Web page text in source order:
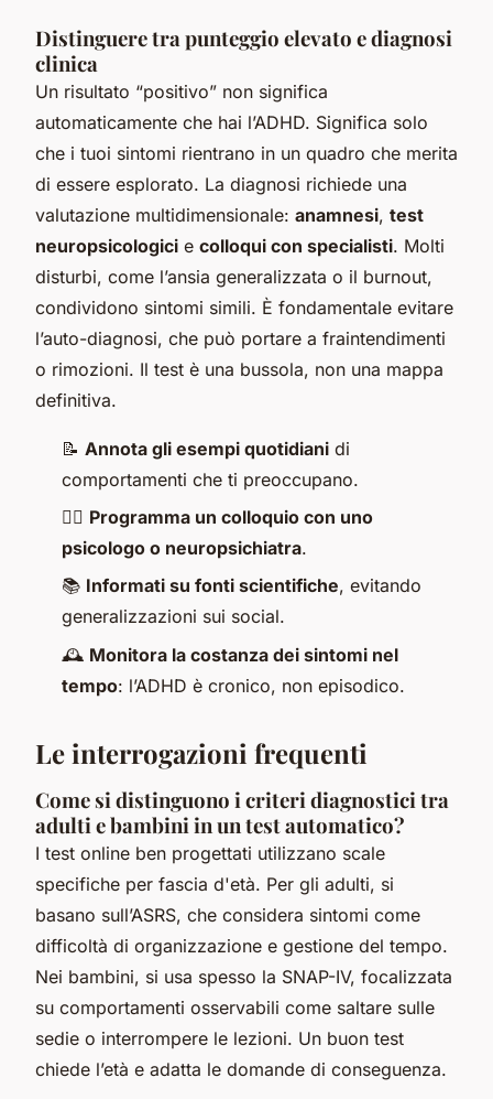
Distinguere tra punteggio elevato e diagnosi
clinica
Un risultato “positivo” non significa
automaticamente che hai l’ADHD. Significa solo
che i tuoi sintomi rientrano in un quadro che merita
di essere esplorato. La diagnosi richiede una
valutazione multidimensionale: anamnesi, test
neuropsicologici e colloqui con specialisti. Molti
disturbi, come l’ansia generalizzata o il burnout,
condividono sintomi simili. È fondamentale evitare
l’auto-diagnosi, che può portare a fraintendimenti
o rimozioni. Il test è una bussola, non una mappa
definitiva.
📝 Annota gli esempi quotidiani di
comportamenti che ti preoccupano.
🧑‍⚕️ Programma un colloquio con uno
psicologo o neuropsichiatra.
📚 Informati su fonti scientifiche, evitando
generalizzazioni sui social.
🕰️ Monitora la costanza dei sintomi nel
tempo: l’ADHD è cronico, non episodico.
Le interrogazioni frequenti
Come si distinguono i criteri diagnostici tra
adulti e bambini in un test automatico?
I test online ben progettati utilizzano scale
specifiche per fascia d'età. Per gli adulti, si
basano sull’ASRS, che considera sintomi come
difficoltà di organizzazione e gestione del tempo.
Nei bambini, si usa spesso la SNAP-IV, focalizzata
su comportamenti osservabili come saltare sulle
sedie o interrompere le lezioni. Un buon test
chiede l’età e adatta le domande di conseguenza.